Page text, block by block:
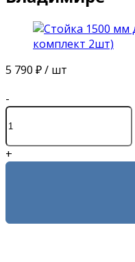
5 790 ₽/ шт
-
+